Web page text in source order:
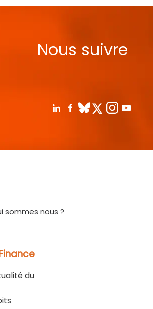
Nous suivre
sommes nous ?
du